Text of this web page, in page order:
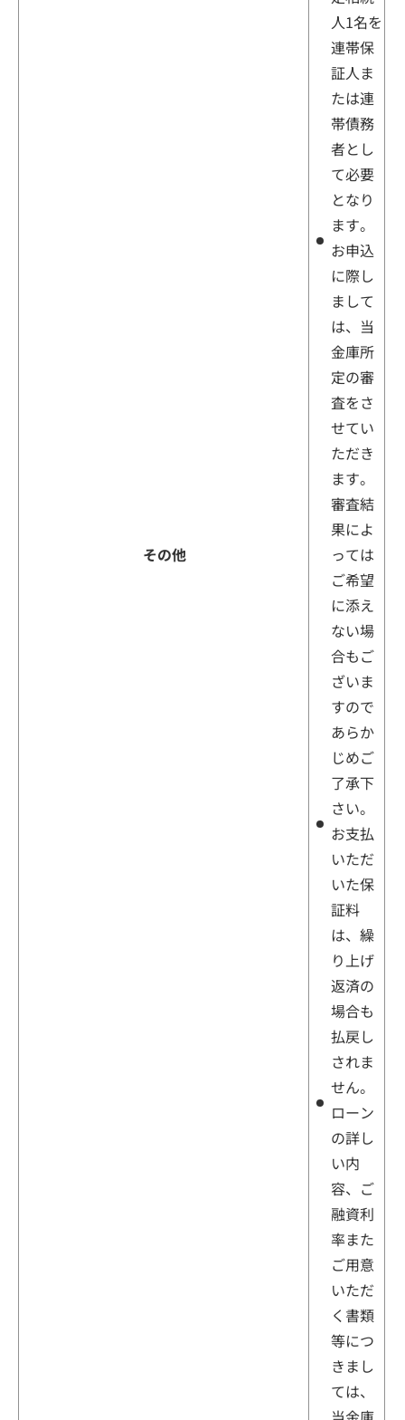
その他
人1名を
連帯保
証人ま
たは連
帯債務
者とし
て必要
となり
ます。
お申込
に際し
まして
は、当
金庫所
定の審
査をさ
せてい
ただき
ます。
審査結
果によ
っては
ご希望
に添え
ない場
合もご
ざいま
すので
あらか
じめご
了承下
さい。
お支払
いただ
いた保
証料
は、繰
り上げ
返済の
場合も
払戻し
されま
せん。
ローン
の詳し
い内
容、ご
融資利
率また
ご用意
いただ
く書類
等につ
きまし
ては、